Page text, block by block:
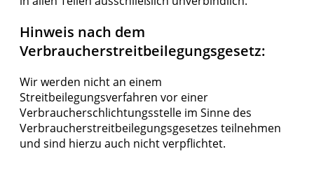
Hinweis nach dem
Verbraucherstreitbeilegungsgesetz:
Wir werden nicht an einem
Streitbeilegungsverfahren vor einer
Verbraucherschlichtungsstelle im Sinne des
Verbraucherstreitbeilegungsgesetzes teilnehmen
und sind hierzu auch nicht verpflichtet.